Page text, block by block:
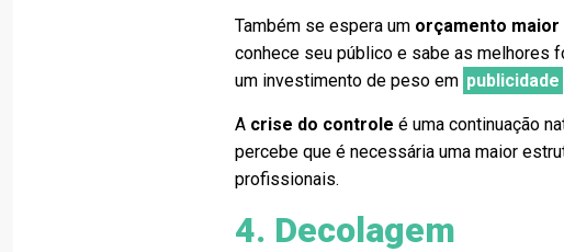
Também se espera um orçamento maior
conhece seu público e sabe as melhores
um investimento de peso em publicidade
A crise do controle é uma continuação
percebe que é necessária uma maior
profissionais.
4. Decolagem